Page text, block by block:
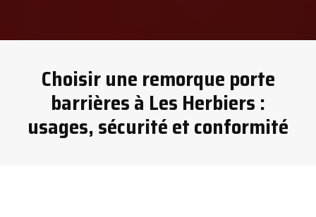
Choisir une remorque porte
barrières à Les Herbiers :
usages, sécurité et conformité